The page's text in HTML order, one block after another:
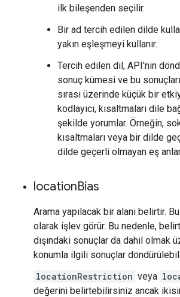
ilk bileşenden seçilir.
Bir ad tercih edilen dilde
yakın eşleşmeyi kullanır.
Tercih edilen dil, API'nin
sonuç kümesi ve bu
sırası üzerinde küçük bir
kodlayıcı, kısaltmaları dile
şekilde yorumlar. Örneğin,
kısaltmaları veya bir dilde
dilde geçerli olmayan eş
locationBias
Arama yapılacak bir alanı belirtir.
olarak işlev görür. Bu nedenle,
dışındaki sonuçlar da dahil olmak
konumla ilgili sonuçlar
locationRestriction veya
değerini belirtebilirsiniz ancak